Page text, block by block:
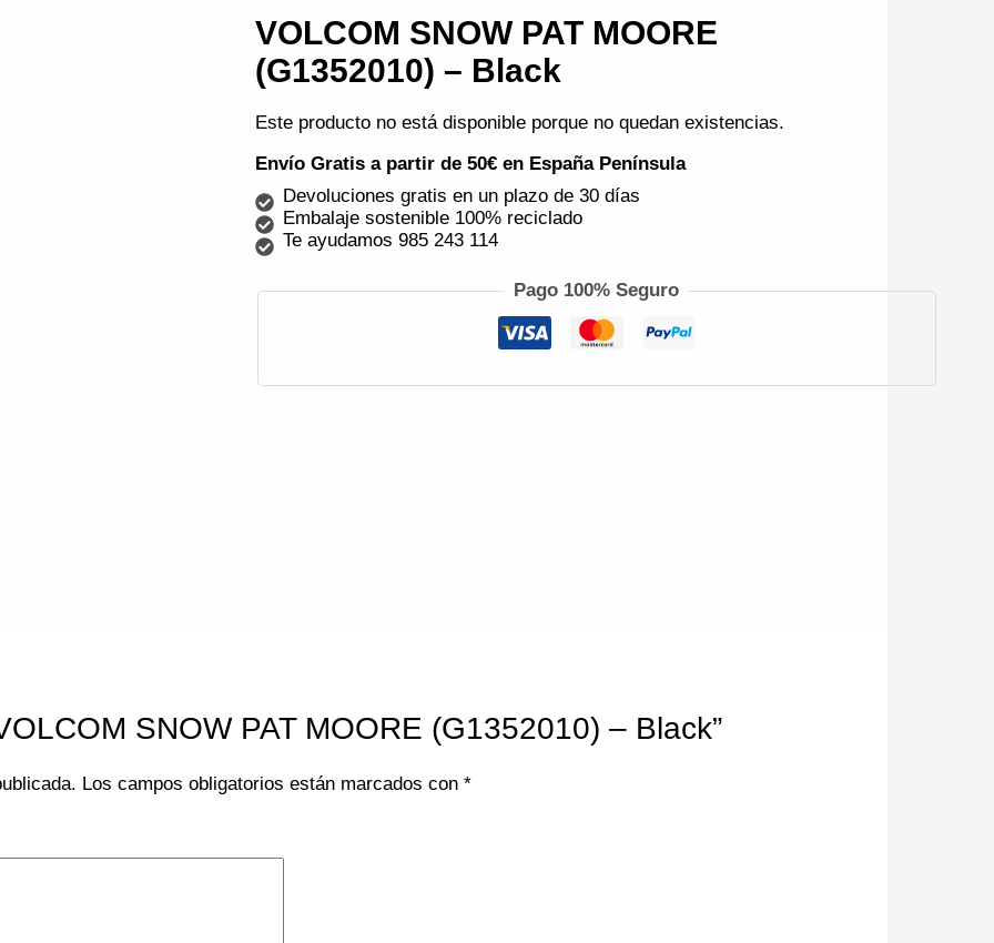
VOLCOM SNOW PAT MOORE
(G1352010) – Black
Este producto no está disponible porque no quedan existencias.
Envío Gratis a partir de 50€ en España Península
Devoluciones gratis en un plazo de 30 días
Embalaje sostenible 100% reciclado
Te ayudamos 985 243 114
Pago 100% Seguro
SNOW PAT MOORE (G1352010) – Black”
Los campos obligatorios están marcados con*